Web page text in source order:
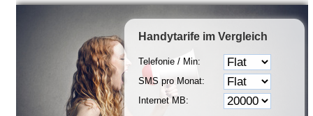
Handytarife im Vergleich
Telefonie / Min:
SMS pro Monat:
Internet MB: